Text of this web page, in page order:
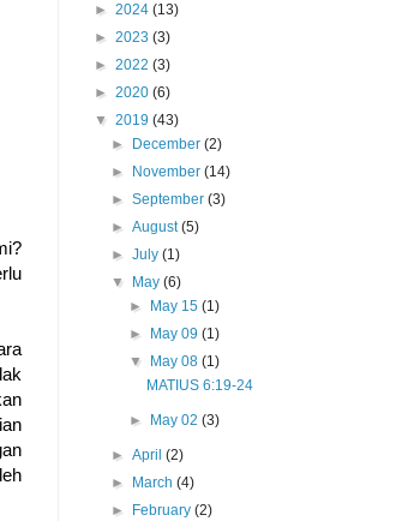
► 2024 (13)
► 2023 (3)
► 2022 (3)
► 2020 (6)
▼ 2019 (43)
►
December(2)
►
November(14)
►September(3)
►August(5)
►July(1)
▼
May(6)
►
May 15 (1)
►
May 09 (1)
▼
May 08 (1)
MATIUS 6:19-24
► May 02 (3)
►April(2)
►
March(4)
►
February(2)